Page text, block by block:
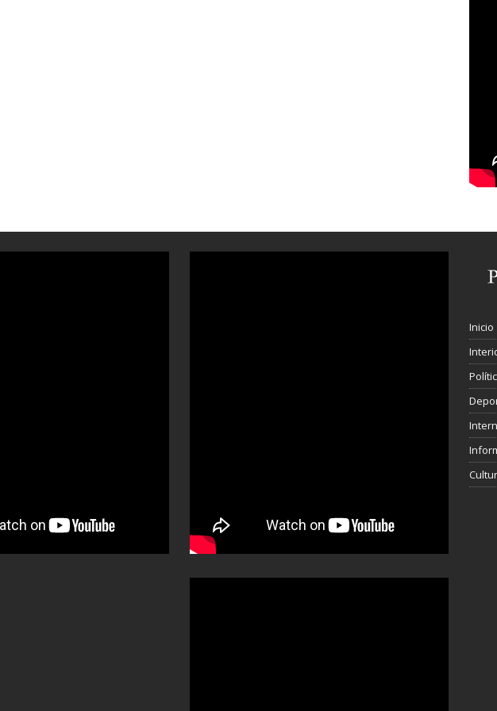
Inicio